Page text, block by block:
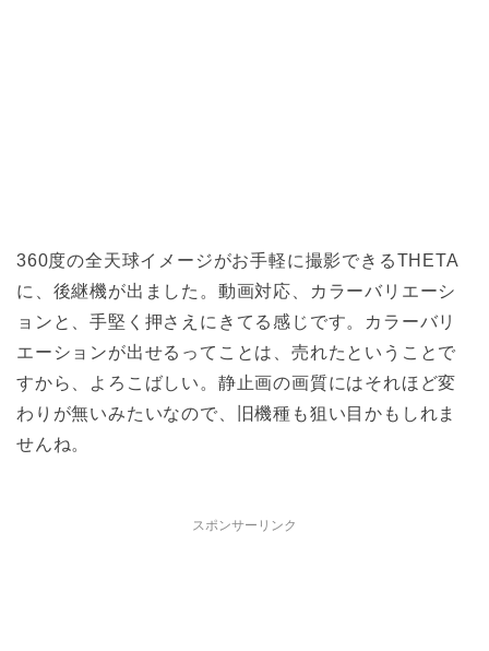
360度の全天球イメージがお手軽に撮影できるTHETA
に、後継機が出ました。動画対応、カラーバリエーシ
ョンと、手堅く押さえにきてる感じです。カラーバリ
エーションが出せるってことは、売れたということで
すから、よろこばしい。静止画の画質にはそれほど変
わりが無いみたいなので、旧機種も狙い目かもしれま
せんね。
スポンサーリンク